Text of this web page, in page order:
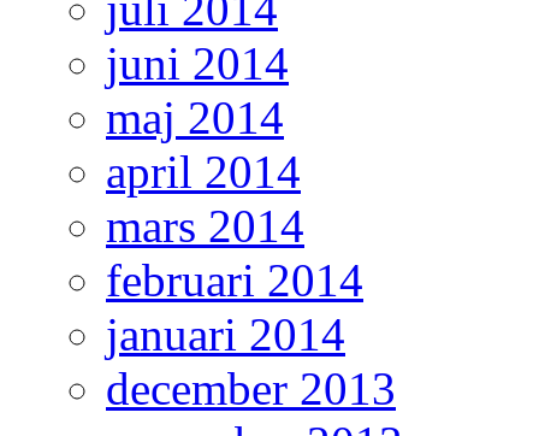
juni 2014
maj 2014
april 2014
mars 2014
februari 2014
januari 2014
december 2013